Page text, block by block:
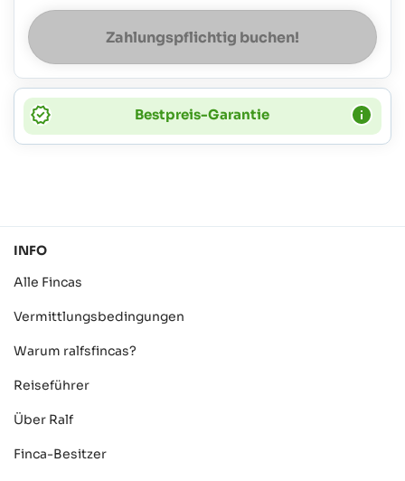
Zahlungspflichtig buchen!
Bestpreis-Garantie
INFO
Alle Fincas
Vermittlungsbedingungen
Warum ralfsfincas?
Reiseführer
Über Ralf
Finca-Besitzer